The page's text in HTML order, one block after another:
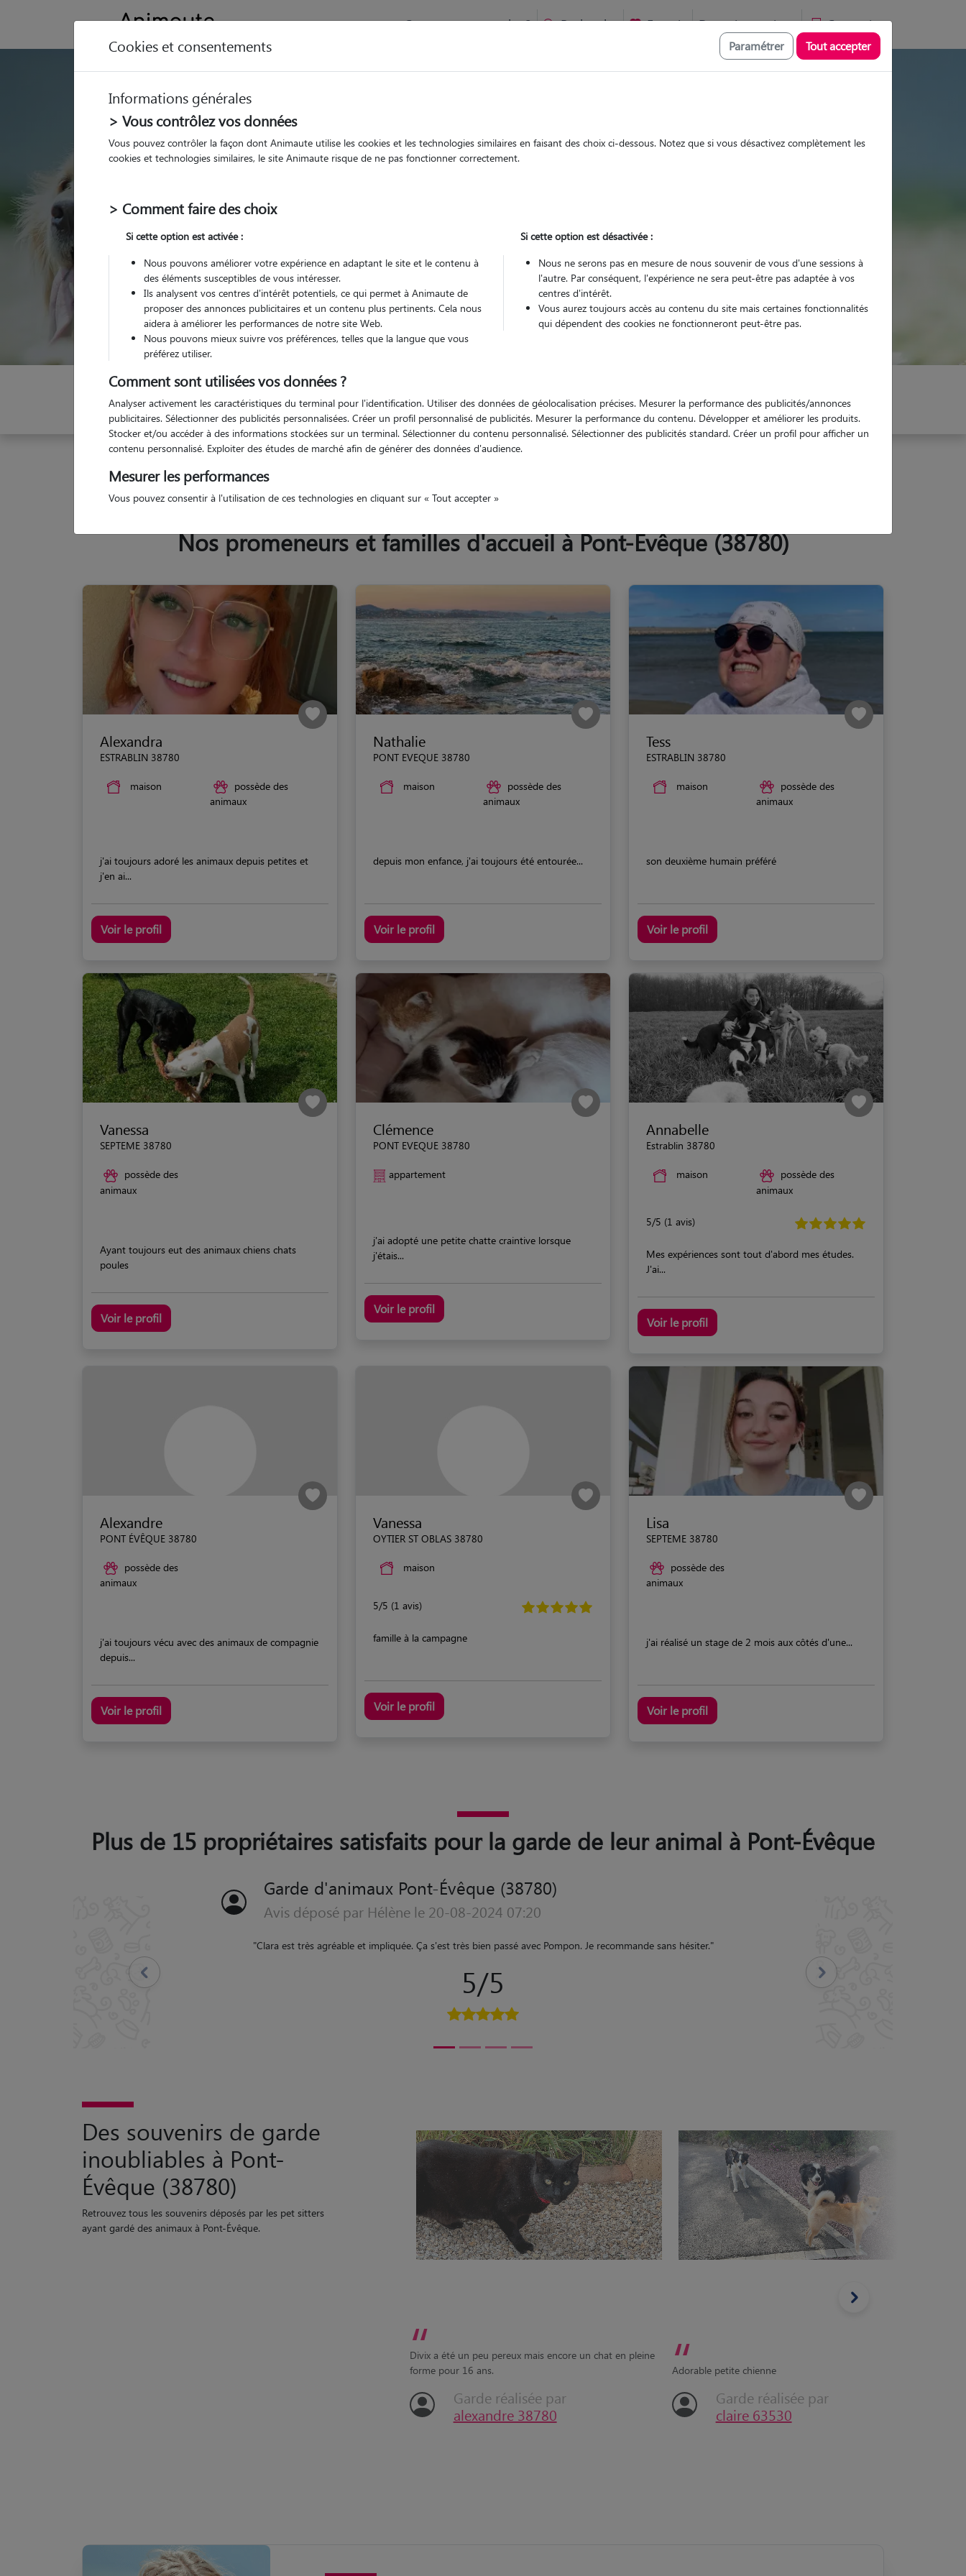
Comment ça marche ? Recherche Favoris Devenir pet sitter Connexion
GARDE ANIMAUX à Pont-Évêque : Garde chien et chat en famille ou à domicile, visites et promenades
Trouvez une garde animaux à
Pont-Évêque
Évêque
Garde Promenades
Pour quel animal ?
Trouver mon Pet Sitter
Indiquez vos dates
Nos promeneurs et familles d'accueil à Pont-Évêque (38780)
Alexandra
ESTRABLIN 38780
maison
possède des
animaux
j'ai toujours adoré les animaux depuis petites et
j'en ai...
Voir le profil
Nathalie
PONT EVEQUE 38780
maison
possède des
animaux
depuis mon enfance, j'ai toujours été entourée...
Voir le profil
Tess
ESTRABLIN 38780
maison
possède des
animaux
son deuxième humain préféré
Voir le profil
Vanessa
SEPTEME 38780
possède des
animaux
Ayant toujours eut des animaux chiens chats
poules
Voir le profil
Clémence
PONT EVEQUE 38780
appartement
j'ai adopté une petite chatte craintive lorsque
j'étais...
Voir le profil
Annabelle
Estrablin 38780
maison
possède des
animaux
5/5 (1 avis)
Mes expériences sont tout d'abord mes études.
J'ai...
Voir le profil
Alexandre
PONT ÉVÊQUE 38780
possède des
animaux
j'ai toujours vécu avec des animaux de compagnie
depuis...
Voir le profil
Vanessa
OYTIER ST OBLAS 38780
maison
5/5 (1 avis)
famille à la campagne
Voir le profil
Lisa
SEPTEME 38780
possède des
animaux
j'ai réalisé un stage de 2 mois aux côtés d'une...
Voir le profil
Plus de 15 propriétaires satisfaits pour la garde de leur animal à Pont-Évêque
Garde d'animaux Pont-Évêque (38780)
Avis déposé par Philippe le 17-07-2024 10:39
"Malo s'est très bien occupé de notre jeune chienne qui a beaucoup joué avec son chien."
5/5
Des souvenirs de garde
inoubliables à Pont-
Évêque (38780)
Retrouvez tous les souvenirs déposés par les pet sitters
ayant gardé des animaux à Pont-Évêque.
“
Divix a été un peu pereux mais encore un chat en pleine
forme pour 16 ans.
Garde réalisée par
alexandre 38780
“
Adorable petite chienne
Garde réalisée par
claire 63530
Cookies et consentements Paramétrer Tout accepter
Informations générales
> Vous contrôlez vos données
Vous pouvez contrôler la façon dont Animaute utilise les cookies et les technologies similaires en faisant des choix ci-dessous. Notez que si vous désactivez complètement les
cookies et technologies similaires, le site Animaute risque de ne pas fonctionner correctement.
> Comment faire des choix
Si cette option est activée :
Nous pouvons améliorer votre expérience en adaptant le site et le contenu à
des éléments susceptibles de vous intéresser.
Ils analysent vos centres d'intérêt potentiels, ce qui permet à Animaute de
proposer des annonces publicitaires et un contenu plus pertinents. Cela nous
aidera à améliorer les performances de notre site Web.
Nous pouvons mieux suivre vos préférences, telles que la langue que vous
préférez utiliser.
Si cette option est désactivée :
Nous ne serons pas en mesure de nous souvenir de vous d'une sessions à
l'autre. Par conséquent, l'expérience ne sera peut-être pas adaptée à vos
centres d'intérêt.
Vous aurez toujours accès au contenu du site mais certaines fonctionnalités
qui dépendent des cookies ne fonctionneront peut-être pas.
Comment sont utilisées vos données ?
Analyser activement les caractéristiques du terminal pour l'identification. Utiliser des données de géolocalisation précises. Mesurer la performance des publicités/annonces
publicitaires. Sélectionner des publicités personnalisées. Créer un profil personnalisé de publicités. Mesurer la performance du contenu. Développer et améliorer les produits.
Stocker et/ou accéder à des informations stockées sur un terminal. Sélectionner du contenu personnalisé. Sélectionner des publicités standard. Créer un profil pour afficher un
contenu personnalisé. Exploiter des études de marché afin de générer des données d'audience.
Mesurer les performances
Vous pouvez consentir à l'utilisation de ces technologies en cliquant sur « Tout accepter »